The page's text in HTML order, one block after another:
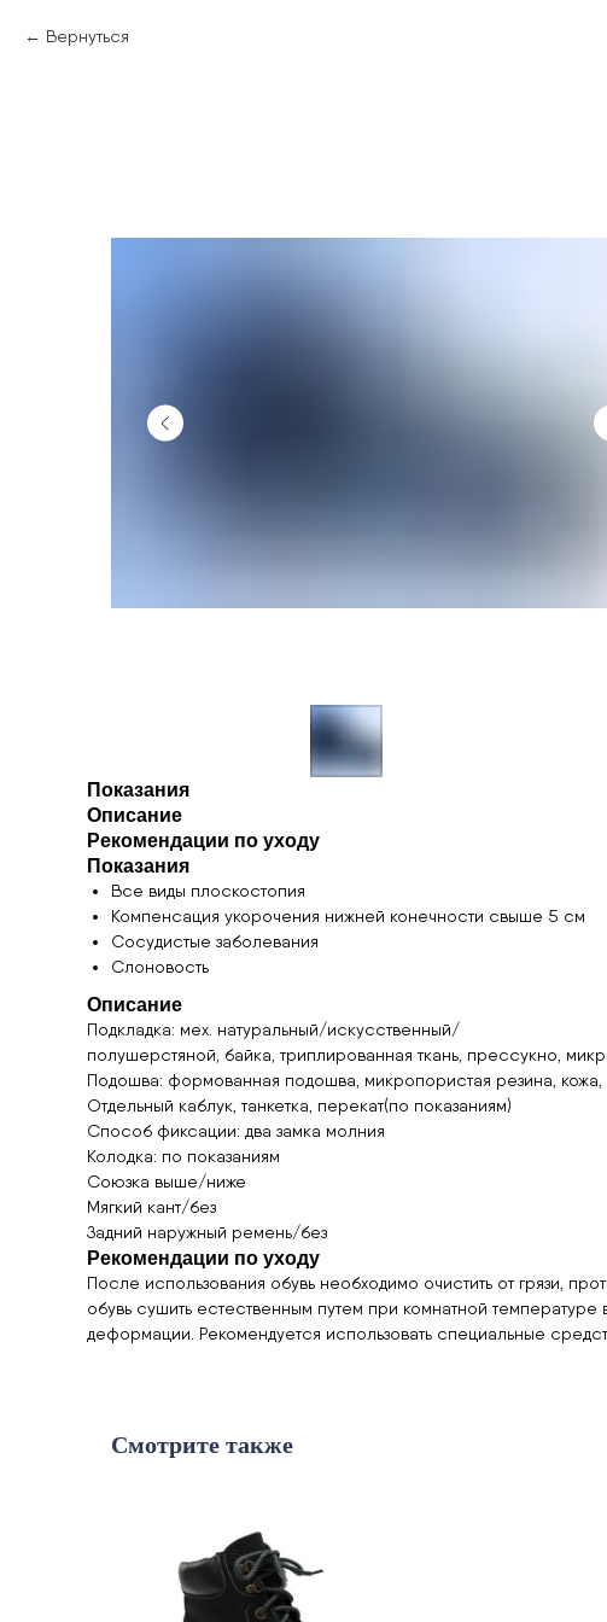
Вернуться
Показания
Описание
Рекомендации по уходу
Показания
Все виды плоскостопия
Компенсация укорочения нижней конечности свыше 5 см
Сосудистые заболевания
Слоновость
Описание
Подкладка: мех. натуральный/искусственный/
полушерстяной, байка, триплированная ткань, прессукно,
Подошва: формованная подошва, микропористая резина, кожа,
Отдельный каблук, танкетка, перекат(по показаниям)
Способ фиксации: два замка молния
Колодка: по показаниям
Союзка выше/ниже
Мягкий кант/без
Задний наружный ремень/без
Рекомендации по уходу
После использования обувь необходимо очистить от грязи,
обувь сушить естественным путем при комнатной температуре
деформации. Рекомендуется использовать специальные
Смотрите также